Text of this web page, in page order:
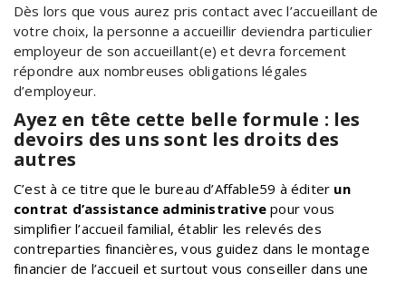
Dès lors que vous aurez pris contact avec l’accueillant de
votre choix, la personne a accueillir deviendra particulier
employeur de son accueillant(e) et devra forcement
répondre aux nombreuses obligations légales
d’employeur.
Ayez en tête cette belle formule : les
devoirs des uns sont les droits des
autres
C’est à ce titre que le bureau d’Affable59 à éditer un
contrat d’assistance administrative pour vous
simplifier l’accueil familial, établir les relevés des
contreparties financières, vous guidez dans le montage
financier de l’accueil et surtout vous conseiller dans une